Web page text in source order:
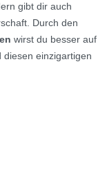
gibt dir auch
Durch den
wirst du besser auf
einzigartigen